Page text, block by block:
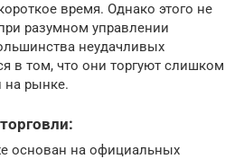
время. Однако этого не
разумном управлении
неудачливых
в том, что они торгуют слишком
рынке.
основан на официальных